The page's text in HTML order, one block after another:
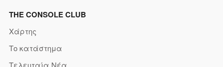
THE CONSOLE CLUB
Χάρτης
Το κατάστημα
Τελευταία Νέα